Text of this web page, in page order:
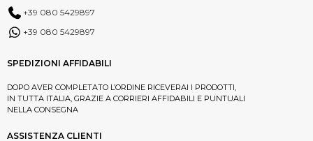
+39 080 5429897
+39 080 5429897
SPEDIZIONI AFFIDABILI
DOPO AVER COMPLETATO L’ORDINE RICEVERAI I PRODOTTI,
IN TUTTA ITALIA, GRAZIE A CORRIERI AFFIDABILI E PUNTUALI
NELLA CONSEGNA
ASSISTENZA CLIENTI